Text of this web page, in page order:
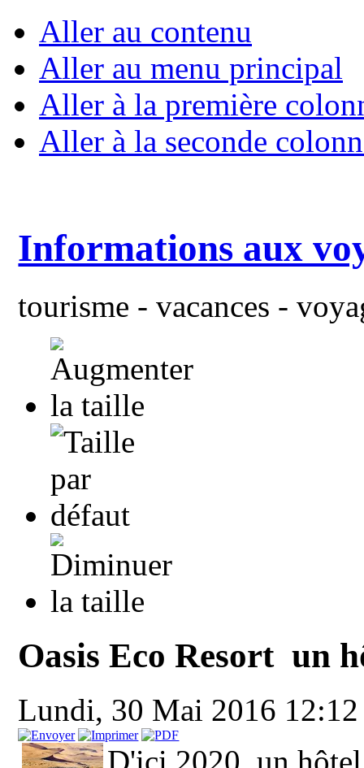
Aller au contenu
Aller au menu principal
Aller à la première
Aller à la seconde
Informations aux
tourisme - vacances -
Oasis Eco Resort un
Lundi, 30 Mai 2016
D'ici 2020, un